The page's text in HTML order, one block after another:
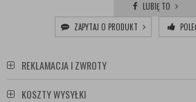
LUBIĘ TO
ZAPYTAJ O PRODUKT
REKLAMACJA I ZWROTY
KOSZTY WYSYŁKI